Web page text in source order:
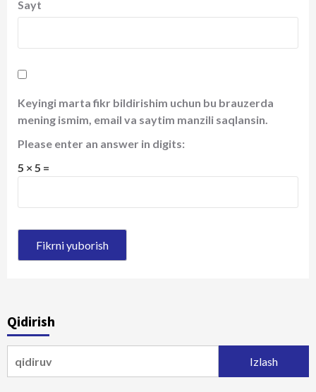
Sayt
Keyingi marta fikr bildirishim uchun bu brauzerda
mening ismim, email va saytim manzili saqlansin.
Please enter an answer in digits:
5 × 5 =
Qidirish